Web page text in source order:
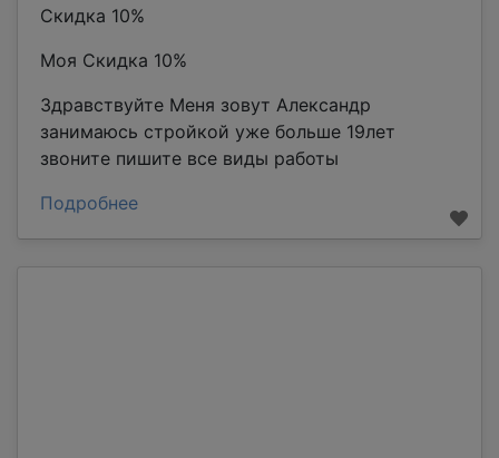
Скидка 10%
Моя Скидка 10%
Здравствуйте Меня зовут Александр
занимаюсь стройкой уже больше 19лет
звоните пишите все виды работы
Подробнее